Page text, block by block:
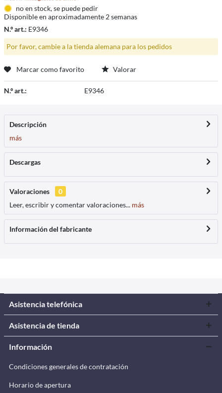
no en stock, se puede pedir
Disponible en aproximadamente 2 semanas
N.º art.: E9346
Por favor, cambie a la tienda alemana para los pedidos
Marcar como favorito Valorar
N.º art.: E9346
Descripción
más
Descargas
Valoraciones
0
Leer, escribir y comentar valoraciones... más
Información del fabricante
Asistencia telefónica
Asistencia de tienda
Información
Condiciones generales de contratación
Horario de apertura